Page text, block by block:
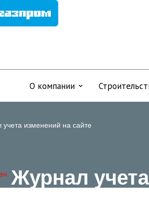
О компании
изменений на сайте
Журнал